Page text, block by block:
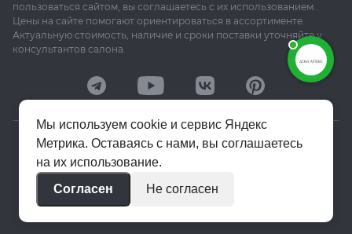
пользоваться сайтом, вы соглашаетесь с их использованием.
Цены на сайте помогают ориентироваться в ассортименте.
Актуальную стоимость, наличие и сроки поставки уточняйте у
консультантов салона.
© 2020–2026 «Апекс»
Политика конфиденциальности
Пользовательское соглашение
Мы используем cookie и сервис Яндекс
Метрика. Оставаясь с нами, вы соглашаетесь
на их использование.
Согласен
Не согласен